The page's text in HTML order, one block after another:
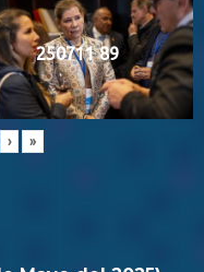
250711 89
› »